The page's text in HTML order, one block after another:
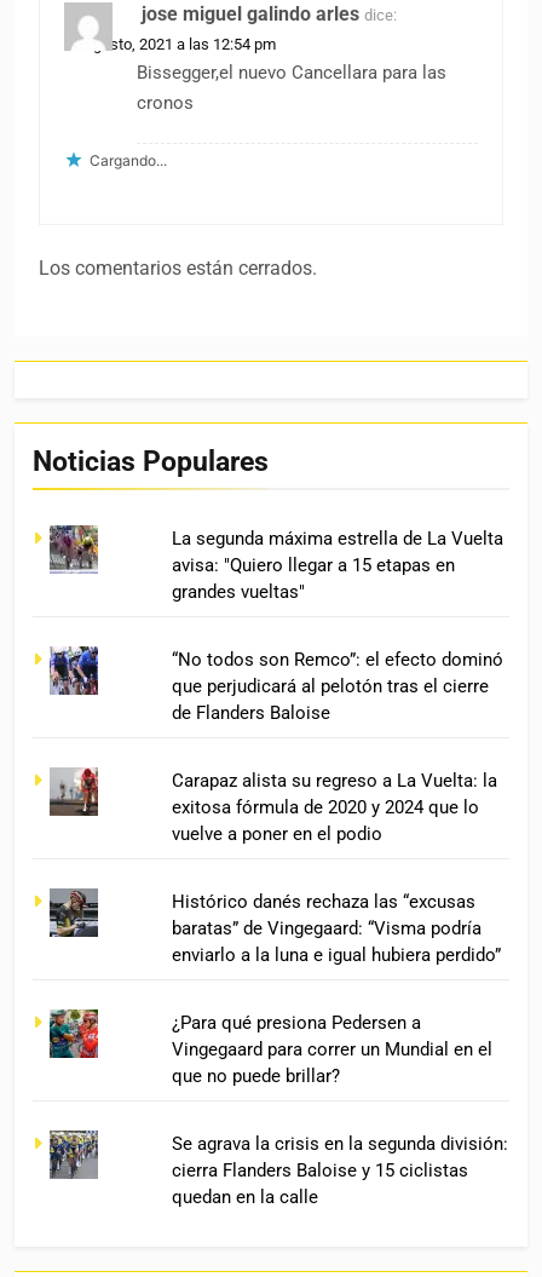
jose miguel galindo arles dice:
31 agosto, 2021 a las 12:54 pm
Bissegger,el nuevo Cancellara para las
cronos
Cargando...
Los comentarios están cerrados.
Noticias Populares
La segunda máxima estrella de La Vuelta
avisa: "Quiero llegar a 15 etapas en
grandes vueltas"
“No todos son Remco”: el efecto dominó
que perjudicará al pelotón tras el cierre
de Flanders Baloise
Carapaz alista su regreso a La Vuelta: la
exitosa fórmula de 2020 y 2024 que lo
vuelve a poner en el podio
Histórico danés rechaza las “excusas
baratas” de Vingegaard: “Visma podría
enviarlo a la luna e igual hubiera perdido”
¿Para qué presiona Pedersen a
Vingegaard para correr un Mundial en el
que no puede brillar?
Se agrava la crisis en la segunda división:
cierra Flanders Baloise y 15 ciclistas
quedan en la calle